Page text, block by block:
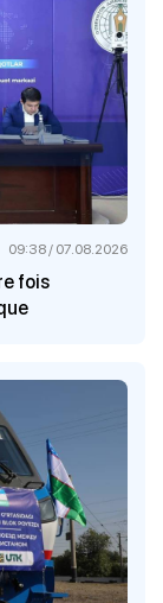
fois
09:38 / 07.08.2026